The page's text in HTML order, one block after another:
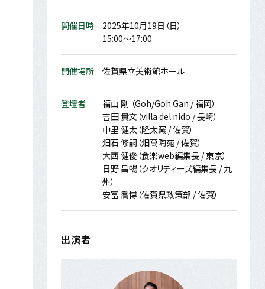
開催日時
2025年10月19日（日）
15:00～17:00
開催場所 佐賀県立美術館ホール
登壇者
福山 剛 （Goh/Goh Gan / 福岡）
吉田 貴文（villa del nido / 長崎）
中里 健太（隆太窯 / 佐賀）
畑石 修嗣（畑萬陶苑 / 佐賀）
大西 健俊（食楽web編集長 / 東京）
日野 昌暢（クオリティーズ編集長 / 九
州）
安冨 喬博（佐賀県政策部 / 佐賀）
出演者